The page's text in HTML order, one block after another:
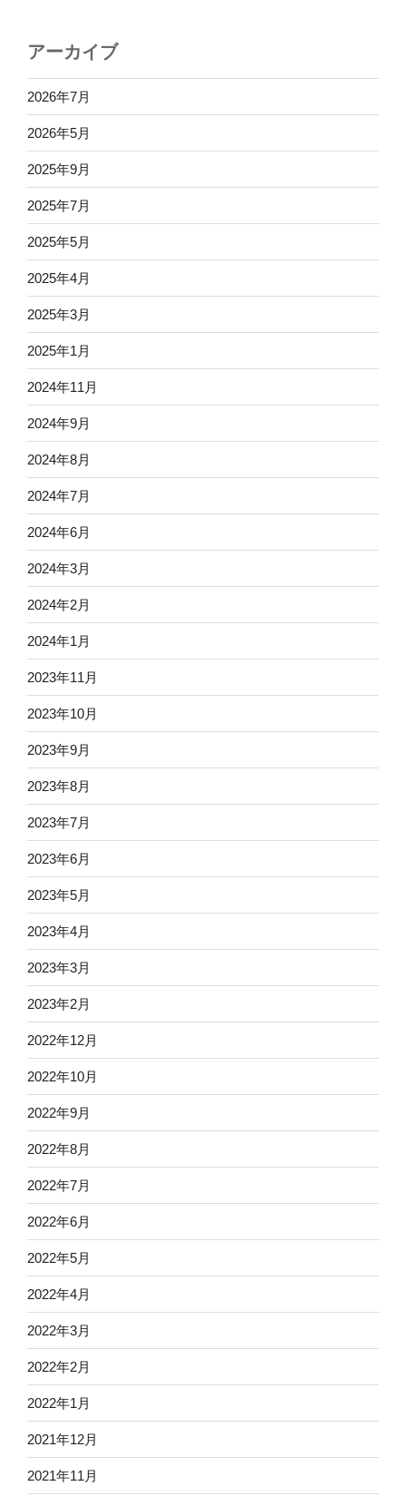
アーカイブ
2026年7月
2026年5月
2025年9月
2025年7月
2025年5月
2025年4月
2025年3月
2025年1月
2024年11月
2024年9月
2024年8月
2024年7月
2024年6月
2024年3月
2024年2月
2024年1月
2023年11月
2023年10月
2023年9月
2023年8月
2023年7月
2023年6月
2023年5月
2023年4月
2023年3月
2023年2月
2022年12月
2022年10月
2022年9月
2022年8月
2022年7月
2022年6月
2022年5月
2022年4月
2022年3月
2022年2月
2022年1月
2021年12月
2021年11月